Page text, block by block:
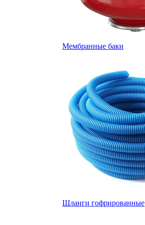
Мембранные баки
Шланги гофрированные